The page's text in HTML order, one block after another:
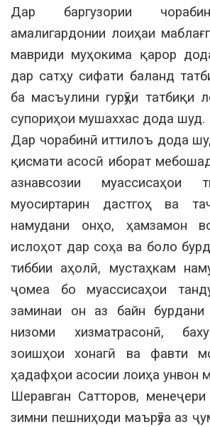
Дар баргузории
амалигардонии лоиҳаи
мавриди муҳокима қарор
дар сатҳу сифати баланд
ба масъулини гурӯҳи татбиқи
супориҳои мушаххас дода шуд.
Дар чорабинӣ иттилоъ дода
қисмати асосӣ иборат
азнавсозии
муосиртарин дастгоҳ ва
намудани онҳо, ҳамзамон
ислоҳот дар соҳа ва боло
тиббии аҳолӣ, мустаҳкам
ҷомеа бо муассисаҳои
заминаи он аз байн
низоми хизматрасонӣ,
зоишҳои хонагӣ ва фавти
ҳадафҳои асосии лоиҳа унвон
Шеравган Сатторов,
зимни пешниҳоди маърӯза аз